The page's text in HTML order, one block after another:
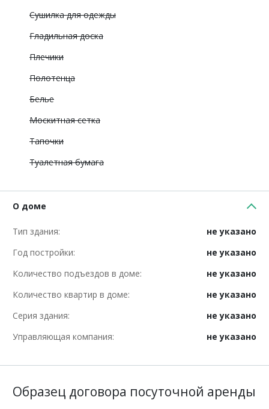
Сушилка для одежды
Гладильная доска
Плечики
Полотенца
Белье
Москитная сетка
Тапочки
Туалетная бумага
О доме
Тип здания:
не указано
Год постройки:
не указано
Количество подъездов в доме:
не указано
Количество квартир в доме:
не указано
Серия здания:
не указано
Управляющая компания:
не указано
Образец договора посуточной аренды